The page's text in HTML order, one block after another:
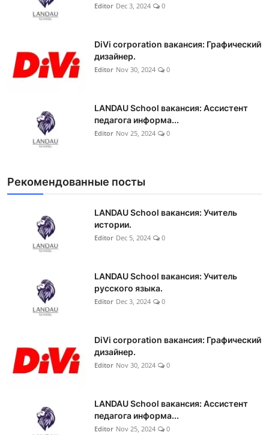
Editor Dec 3, 2024 0
DiVi corporation вакансия: Графический
дизайнер.
Editor Nov 30, 2024 0
LANDAU School вакансия: Ассистент
педагога информа...
Editor Nov 25, 2024 0
Рекомендованные посты
LANDAU School вакансия: Учитель
истории.
Editor Dec 5, 2024 0
LANDAU School вакансия: Учитель
русского языка.
Editor Dec 3, 2024 0
DiVi corporation вакансия: Графический
дизайнер.
Editor Nov 30, 2024 0
LANDAU School вакансия: Ассистент
педагога информа...
Editor Nov 25, 2024 0